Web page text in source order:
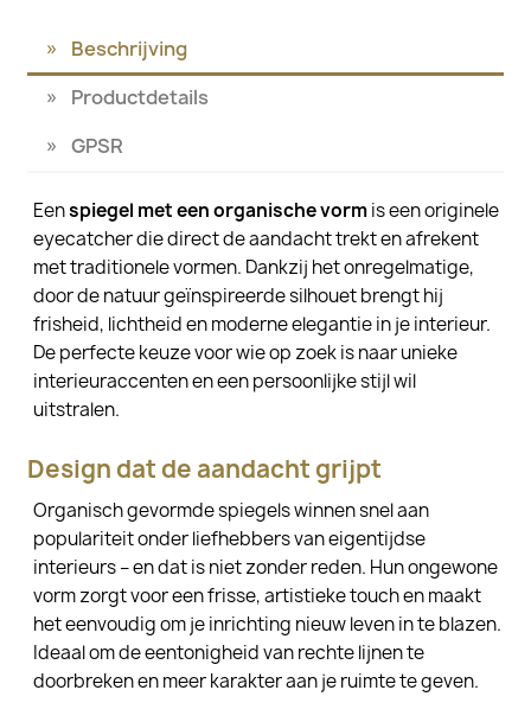
Beschrijving
Productdetails
GPSR
Eenspiegel met een organische vormis een originele
eyecatcher die direct de aandacht trekt en afrekent
met traditionele vormen. Dankzij het onregelmatige,
door de natuur geïnspireerde silhouet brengt hij
frisheid, lichtheid en moderne elegantie in je interieur.
De perfecte keuze voor wie op zoek is naar unieke
interieuraccenten en een persoonlijke stijl wil
uitstralen.
Design dat de aandacht grijpt
Organisch gevormde spiegels winnen snel aan
populariteit onder liefhebbers van eigentijdse
interieurs – en dat is niet zonder reden. Hun ongewone
vorm zorgt voor een frisse, artistieke touch en maakt
het eenvoudig om je inrichting nieuw leven in te blazen.
Ideaal om de eentonigheid van rechte lijnen te
doorbreken en meer karakter aan je ruimte te geven.